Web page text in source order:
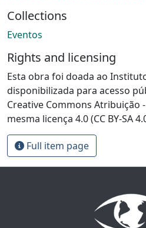
Collections
Eventos
Rights and licensing
Esta obra foi doada ao
disponibilizada para acesso
Creative Commons Atribuição
mesma licença 4.0 (CC BY-SA
Full item page